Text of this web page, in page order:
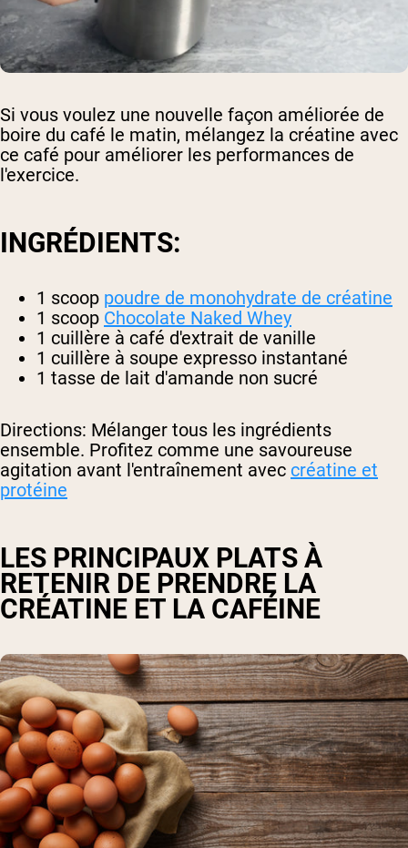
Si vous voulez une nouvelle façon améliorée de
boire du café le matin, mélangez la créatine avec
ce café pour améliorer les performances de
l'exercice.
INGRÉDIENTS:
1 scoop poudre de monohydrate de créatine
1 scoop Chocolate Naked Whey
1 cuillère à café d'extrait de vanille
1 cuillère à soupe expresso instantané
1 tasse de lait d'amande non sucré
Directions: Mélanger tous les ingrédients
ensemble. Profitez comme une savoureuse
agitation avant l'entraînement avec créatine et
protéine
LES PRINCIPAUX PLATS À
RETENIR DE PRENDRE LA
CRÉATINE ET LA CAFÉINE